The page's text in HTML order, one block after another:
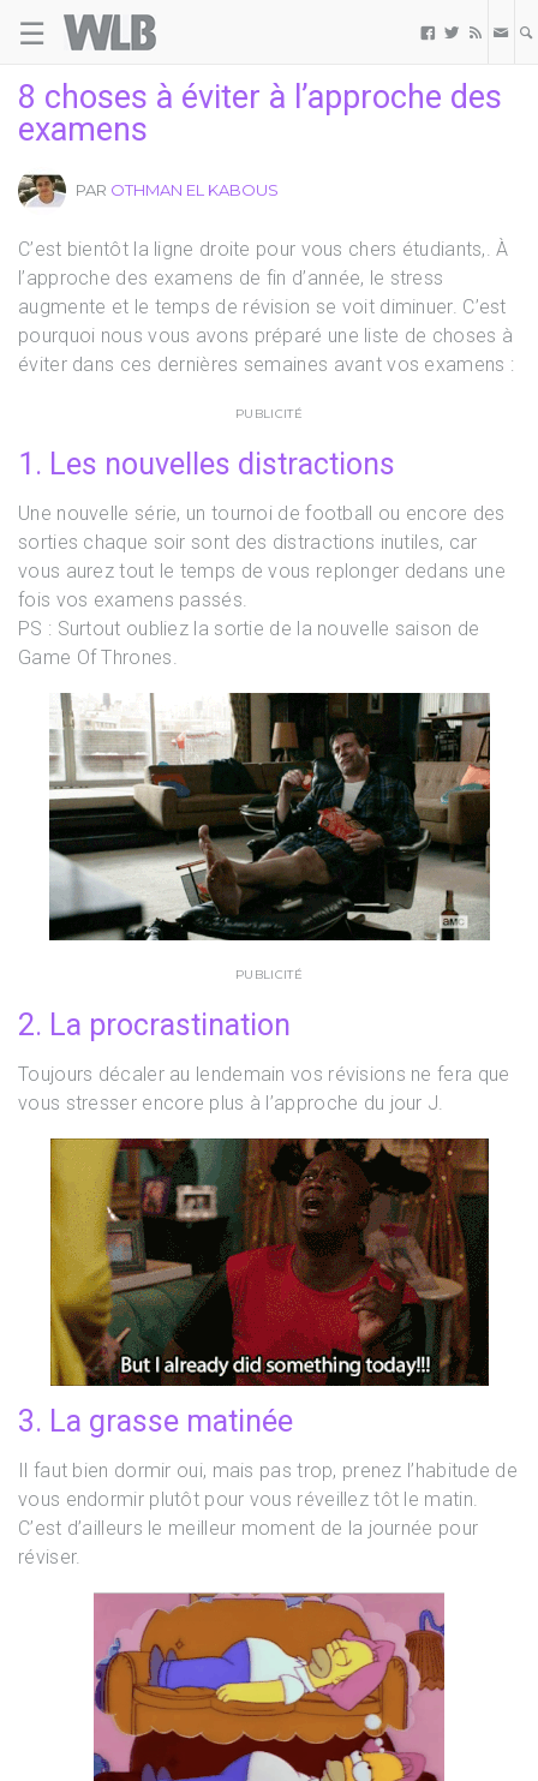
☰   
8 choses à éviter à l’approche des
examens
PAR OTHMAN EL KABOUS
C’est bientôt la ligne droite pour vous chers étudiants,. À
l’approche des examens de fin d’année, le stress
augmente et le temps de révision se voit diminuer. C’est
pourquoi nous vous avons préparé une liste de choses à
éviter dans ces dernières semaines avant vos examens :
PUBLICITÉ
1. Les nouvelles distractions
Une nouvelle série, un tournoi de football ou encore des
sorties chaque soir sont des distractions inutiles, car
vous aurez tout le temps de vous replonger dedans une
fois vos examens passés.
PS : Surtout oubliez la sortie de la nouvelle saison de
Game Of Thrones.
PUBLICITÉ
2. La procrastination
Toujours décaler au lendemain vos révisions ne fera que
vous stresser encore plus à l’approche du jour J.
3. La grasse matinée
Il faut bien dormir oui, mais pas trop, prenez l’habitude de
vous endormir plutôt pour vous réveillez tôt le matin.
C’est d’ailleurs le meilleur moment de la journée pour
réviser.